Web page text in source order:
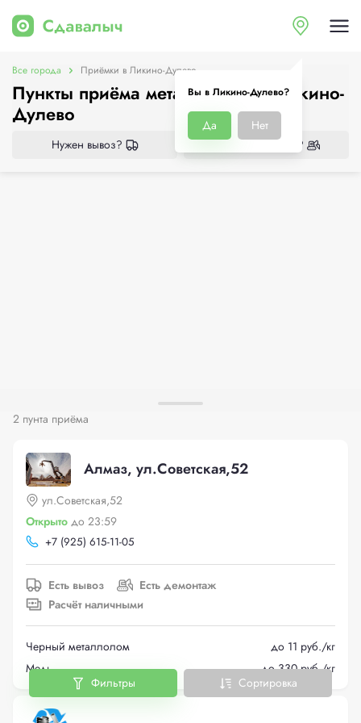
Вы в Ликино-Дулево?
Да Нет
Все города Приёмки в Ликино-Дулево
Пункты приёма металлолома в Ликино-
Дулево
Нужен вывоз? Нужен демонтаж?
2 пунта приёма
Алмаз, ул.Советская,52
ул.Советская,52
Открыто до 23:59
+7 (925) 615-11-05
Есть вывоз
Есть демонтаж
Расчёт наличными
Черный металлолом
до 11 руб./кг
Медь
до 330 руб./кг
Фильтры Сортировка